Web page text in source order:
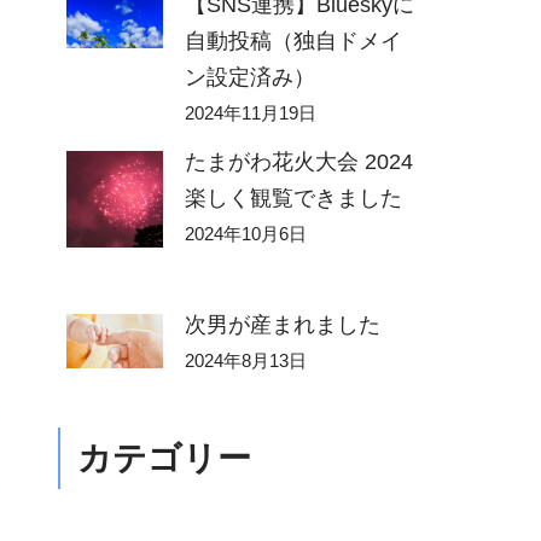
【SNS連携】Blueskyに
自動投稿（独自ドメイ
ン設定済み）
2024年11月19日
たまがわ花火大会 2024
楽しく観覧できました
2024年10月6日
次男が産まれました
2024年8月13日
カテゴリー